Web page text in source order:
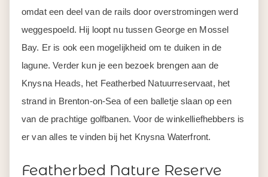
omdat een deel van de rails door overstromingen werd
weggespoeld. Hij loopt nu tussen George en Mossel
Bay. Er is ook een mogelijkheid om te duiken in de
lagune. Verder kun je een bezoek brengen aan de
Knysna Heads, het Featherbed Natuurreservaat, het
strand in Brenton-on-Sea of een balletje slaan op een
van de prachtige golfbanen. Voor de winkelliefhebbers is
er van alles te vinden bij het Knysna Waterfront.
Featherbed Nature Reserve